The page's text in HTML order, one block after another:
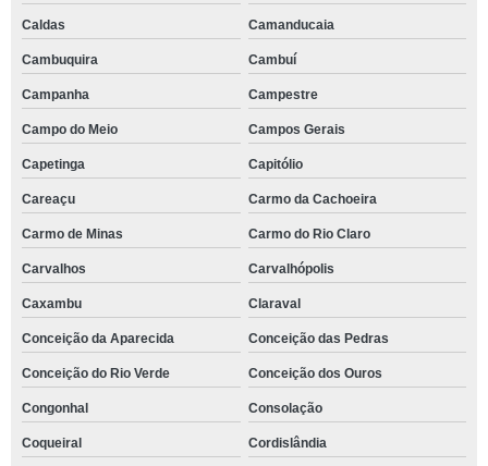
Caldas Camanducaia
Cambuquira Cambuí
Campanha Campestre
Campo do Meio Campos Gerais
Capetinga Capitólio
Careaçu Carmo da Cachoeira
Carmo de Minas Carmo do Rio Claro
Carvalhos Carvalhópolis
Caxambu Claraval
Conceição da Aparecida Conceição das Pedras
Conceição do Rio Verde Conceição dos Ouros
Congonhal Consolação
Coqueiral Cordislândia